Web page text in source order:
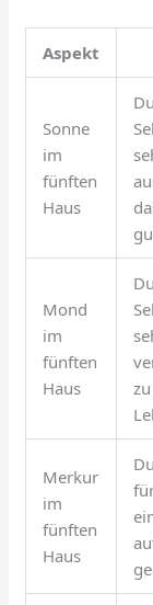
Aspekt
Sonne
im
fünften
Haus
Mond
im
fünften
Haus
Merkur
im
fünften
Haus